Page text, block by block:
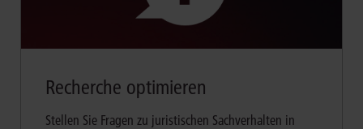
Recherche optimieren
Stellen Sie Fragen zu juristischen Sachverhalten in